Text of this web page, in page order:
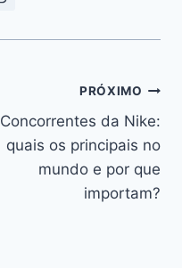
PRÓXIMO
Concorrentes da Nike:
quais os principais no
mundo e por que
importam?